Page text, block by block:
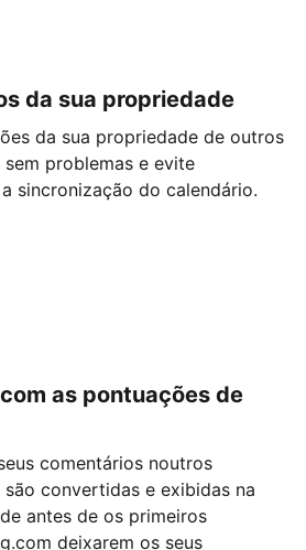
da sua propriedade
da sua propriedade de outros
problemas e evite
sincronização do calendário.
as pontuações de
comentários noutros
convertidas e exibidas na
antes de os primeiros
deixarem os seus